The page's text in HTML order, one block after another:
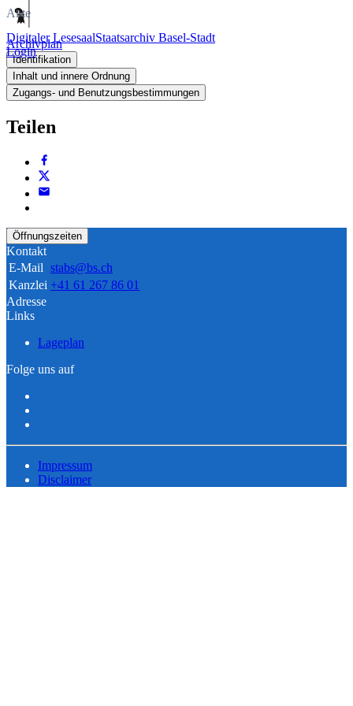
Digitaler LesesaalStaatsarchiv Basel-Stadt
Login
Akte
Archivplan
Identifikation
Inhalt und innere Ordnung
Zugangs- und Benutzungsbestimmungen
Teilen
Öffnungszeiten
Kontakt
E-Mail stabs@bs.ch
Kanzlei +41 61 267 86 01
Adresse
Links
Lageplan
Folge uns auf
Impressum
Disclaimer